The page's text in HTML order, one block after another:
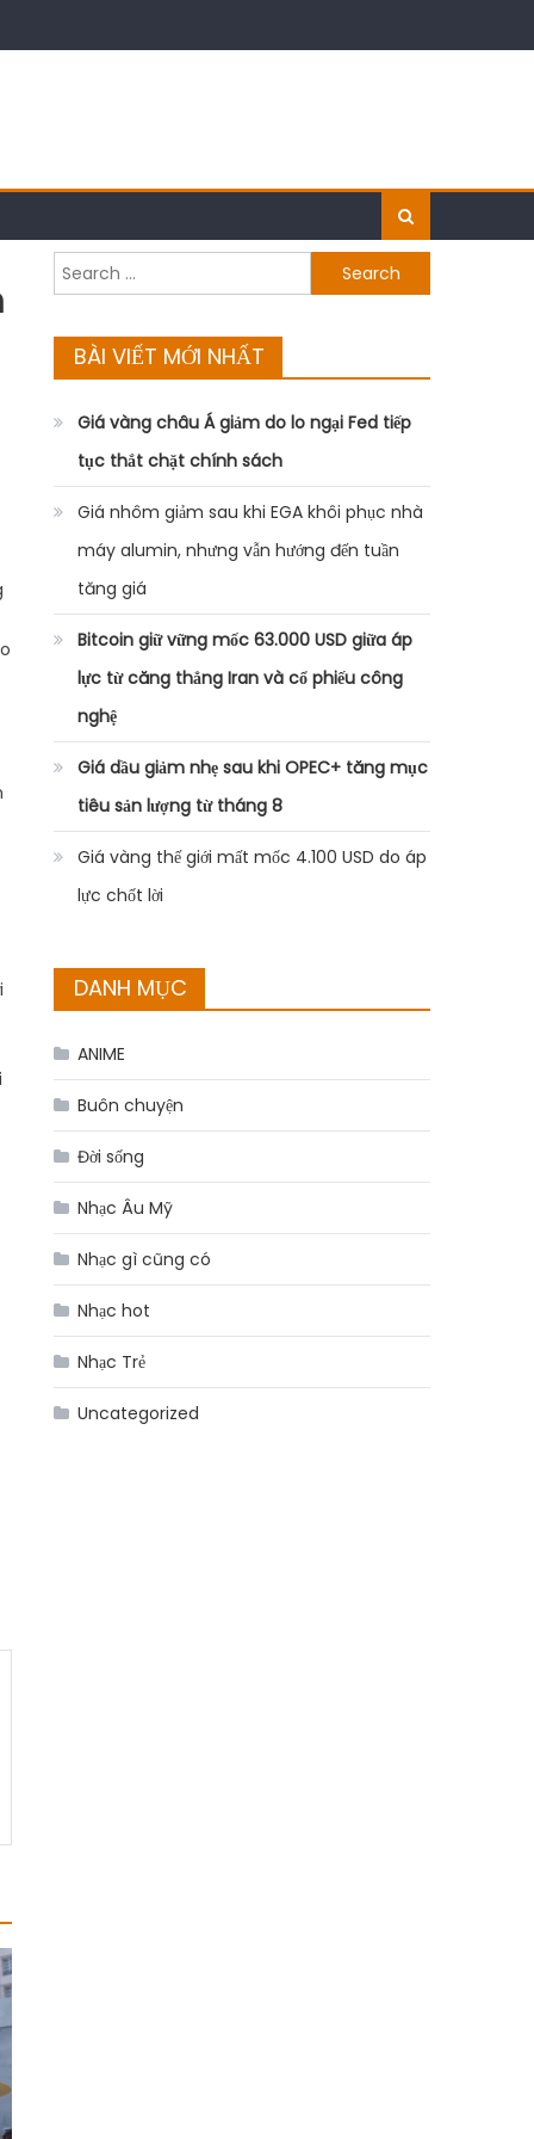
Search
for:
BÀI VIẾT MỚI NHẤT
Giá vàng châu Á giảm do lo ngại Fed tiếp
tục thắt chặt chính sách
Giá nhôm giảm sau khi EGA khôi phục nhà
máy alumin, nhưng vẫn hướng đến tuần
tăng giá
Bitcoin giữ vững mốc 63.000 USD giữa áp
lực từ căng thẳng Iran và cổ phiếu công
nghệ
Giá dầu giảm nhẹ sau khi OPEC+ tăng mục
tiêu sản lượng từ tháng 8
Giá vàng thế giới mất mốc 4.100 USD do áp
lực chốt lời
DANH MỤC
ANIME
Buôn chuyện
Đời sống
Nhạc Âu Mỹ
Nhạc gì cũng có
Nhạc hot
Nhạc Trẻ
Uncategorized